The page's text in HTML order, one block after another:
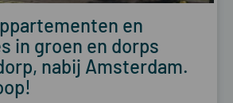
en
in groen en dorps
nabij Amsterdam.